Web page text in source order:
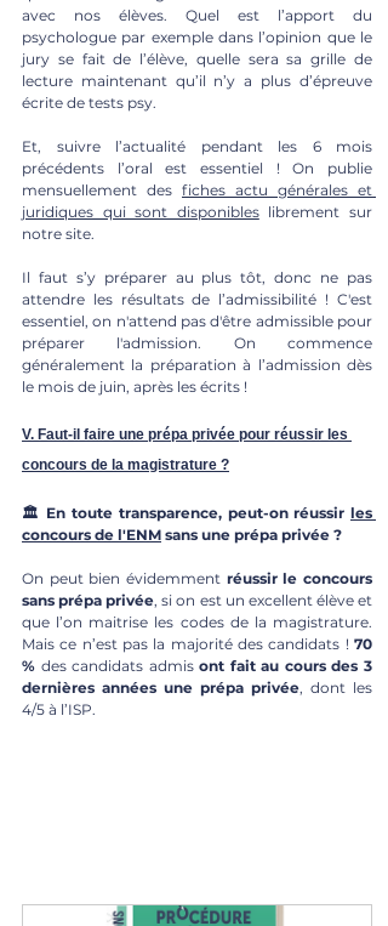
avec nos élèves. Quel est l’apport du
psychologue par exemple dans l’opinion que le
jury se fait de l’élève, quelle sera sa grille de
lecture maintenant qu’il n’y a plus d’épreuve
écrite de tests psy.
Et, suivre l’actualité pendant les 6 mois
précédents l’oral est essentiel ! On publie
mensuellement des fiches actu générales et
juridiques qui sont disponibles librement sur
notre site.
Il faut s’y préparer au plus tôt, donc ne pas
attendre les résultats de l’admissibilité ! C'est
essentiel, on n'attend pas d'être admissible pour
préparer l'admission. On commence
généralement la préparation à l’admission dès
le mois de juin, après les écrits !
V. Faut-il faire une prépa privée pour réussir les
concours de la magistrature ?
🏛 En toute transparence, peut-on réussir les
concours de l'ENM sans une prépa privée ?
On peut bien évidemment réussir le concours
sans prépa privée, si on est un excellent élève et
que l’on maitrise les codes de la magistrature.
Mais ce n’est pas la majorité des candidats ! 70
% des candidats admis ont fait au cours des 3
dernières années une prépa privée, dont les
4/5 à l’ISP.